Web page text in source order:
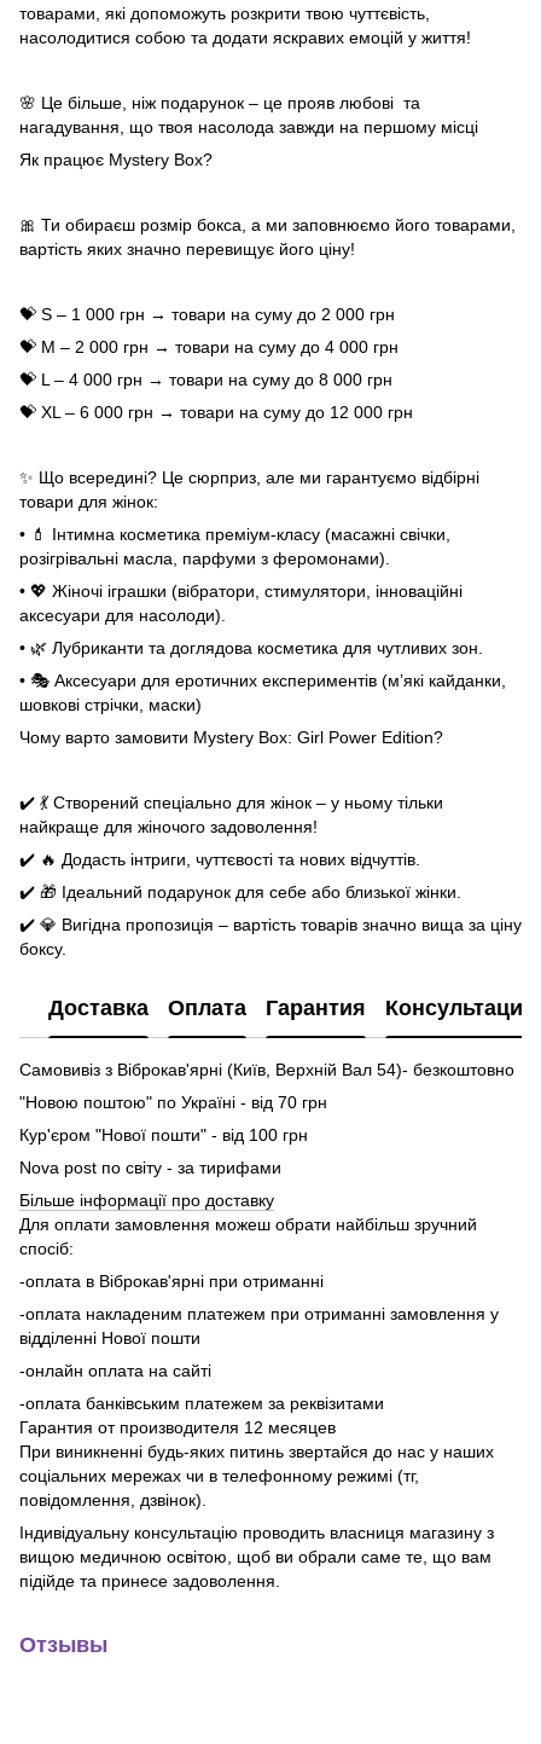
товарами, які допоможуть розкрити твою чуттєвість,
насолодитися собою та додати яскравих емоцій у життя!
🌸 Це більше, ніж подарунок – це прояв любові та
нагадування, що твоя насолода завжди на першому місці
Як працює Mystery Box?
🎀 Ти обираєш розмір бокса, а ми заповнюємо його товарами,
вартість яких значно перевищує його ціну!
💝 S – 1 000 грн → товари на суму до 2 000 грн
💝 M – 2 000 грн → товари на суму до 4 000 грн
💝 L – 4 000 грн → товари на суму до 8 000 грн
💝 XL – 6 000 грн → товари на суму до 12 000 грн
✨ Що всередині? Це сюрприз, але ми гарантуємо відбірні
товари для жінок:
• 💄 Інтимна косметика преміум-класу (масажні свічки,
розігрівальні масла, парфуми з феромонами).
• 💖 Жіночі іграшки (вібратори, стимулятори, інноваційні
аксесуари для насолоди).
• 🌿 Лубриканти та доглядова косметика для чутливих зон.
• 🎭 Аксесуари для еротичних експериментів (м’які кайданки,
шовкові стрічки, маски)
Чому варто замовити Mystery Box: Girl Power Edition?
✔️ 💃 Створений спеціально для жінок – у ньому тільки
найкраще для жіночого задоволення!
✔️ 🔥 Додасть інтриги, чуттєвості та нових відчуттів.
✔️ 🎁 Ідеальний подарунок для себе або близької жінки.
✔️ 💎 Вигідна пропозиція – вартість товарів значно вища за ціну
боксу.
Доставка Оплата Гарантия Консультация
Самовивіз з Віброкав'ярні (Київ, Верхній Вал 54)- безкоштовно
"Новою поштою" по Україні - від 70 грн
Кур'єром "Нової пошти" - від 100 грн
Nova post по світу - за тирифами
Більше інформації про доставку
Для оплати замовлення можеш обрати найбільш зручний
спосіб:
-оплата в Віброкав'ярні при отриманні
-оплата накладеним платежем при отриманні замовлення у
відділенні Нової пошти
-онлайн оплата на сайті
-оплата банківським платежем за реквізитами
Гарантия от производителя 12 месяцев
При виникненні будь-яких питинь звертайся до нас у наших
соціальних мережах чи в телефонному режимі (тг,
повідомлення, дзвінок).
Індивідуальну консультацію проводить власниця магазину з
вищою медичною освітою, щоб ви обрали саме те, що вам
підійде та принесе задоволення.
Отзывы